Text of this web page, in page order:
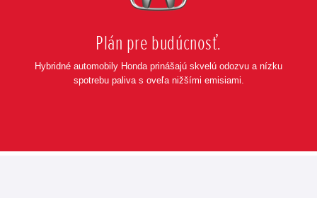
Plán pre budúcnosť.
Hybridné automobily Honda prinášajú skvelú odozvu a nízku
spotrebu paliva s oveľa nižšími emisiami.